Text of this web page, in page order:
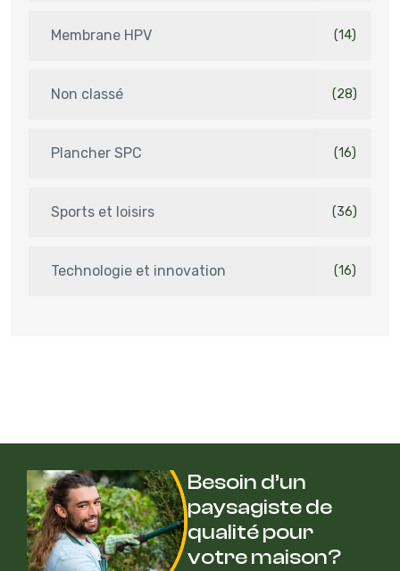
Membrane HPV (14)
Non classé (28)
Plancher SPC (16)
Sports et loisirs (36)
Technologie et innovation (16)
Besoin d’un
paysagiste de
qualité pour
votre maison?